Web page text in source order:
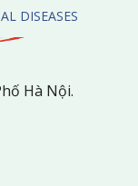
DISEASES
Hà Nội.